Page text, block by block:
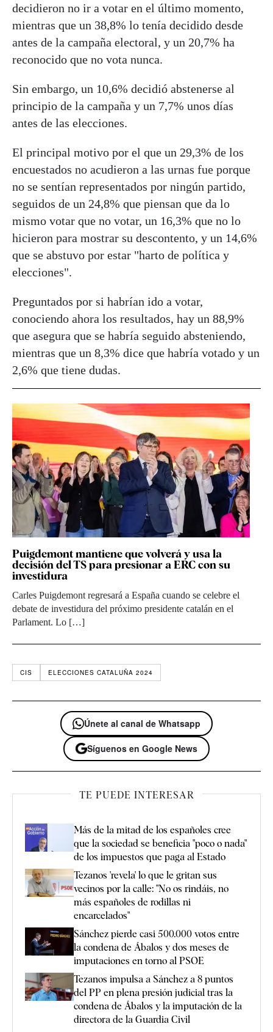
decidieron no ir a votar en el último momento,
mientras que un 38,8% lo tenía decidido desde
antes de la campaña electoral, y un 20,7% ha
reconocido que no vota nunca.
Sin embargo, un 10,6% decidió abstenerse al
principio de la campaña y un 7,7% unos días
antes de las elecciones.
El principal motivo por el que un 29,3% de los
encuestados no acudieron a las urnas fue porque
no se sentían representados por ningún partido,
seguidos de un 24,8% que piensan que da lo
mismo votar que no votar, un 16,3% que no lo
hicieron para mostrar su descontento, y un 14,6%
que se abstuvo por estar "harto de política y
elecciones".
Preguntados por si habrían ido a votar,
conociendo ahora los resultados, hay un 88,9%
que asegura que se habría seguido absteniendo,
mientras que un 8,3% dice que habría votado y un
2,6% que tiene dudas.
Puigdemont mantiene que volverá y usa la
decisión del TS para presionar a ERC con su
investidura
Carles Puigdemont regresará a España cuando se celebre el
debate de investidura del próximo presidente catalán en el
Parlament. Lo […]
CIS ELECCIONES CATALUÑA 2024
Únete al canal de Whatsapp
Síguenos en Google News
TE PUEDE INTERESAR
Más de la mitad de los españoles cree
que la sociedad se beneficia "poco o nada"
de los impuestos que paga al Estado
Tezanos 'revela' lo que le gritan sus
vecinos por la calle: "No os rindáis, no
más españoles de rodillas ni
encarcelados"
Sánchez pierde casi 500.000 votos entre
la condena de Ábalos y dos meses de
imputaciones en torno al PSOE
Tezanos impulsa a Sánchez a 8 puntos
del PP en plena presión judicial tras la
condena de Ábalos y la imputación de la
directora de la Guardia Civil